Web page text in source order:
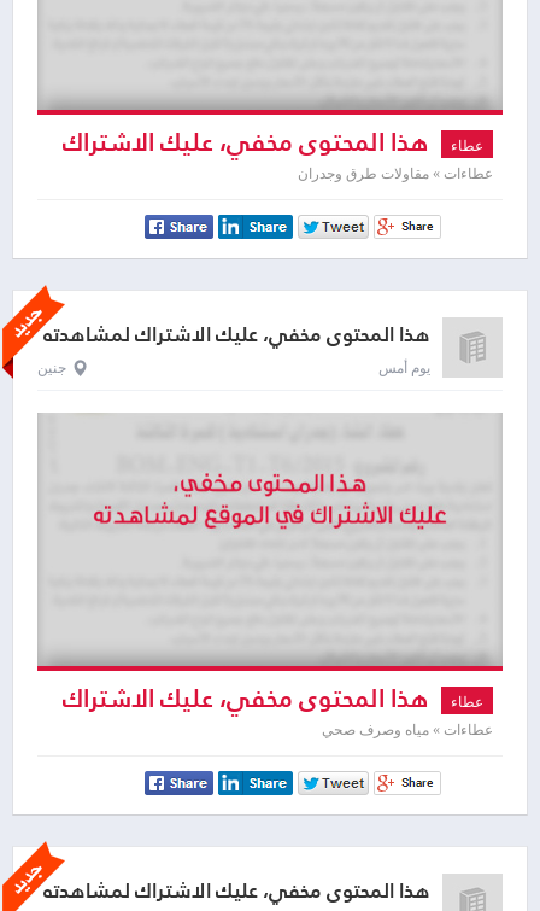
عطاء هذا المحتوى مخفي، عليك الاشتراك
لمشاهدته
عطاءات » مقاولات طرق وجدران
هذا المحتوى مخفي، عليك الاشتراك لمشاهدته
يوم أمس جنين
عطاء هذا المحتوى مخفي، عليك الاشتراك
لمشاهدته
عطاءات » مياه وصرف صحي
هذا المحتوى مخفي، عليك الاشتراك لمشاهدته